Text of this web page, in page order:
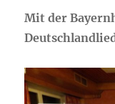
Mit der